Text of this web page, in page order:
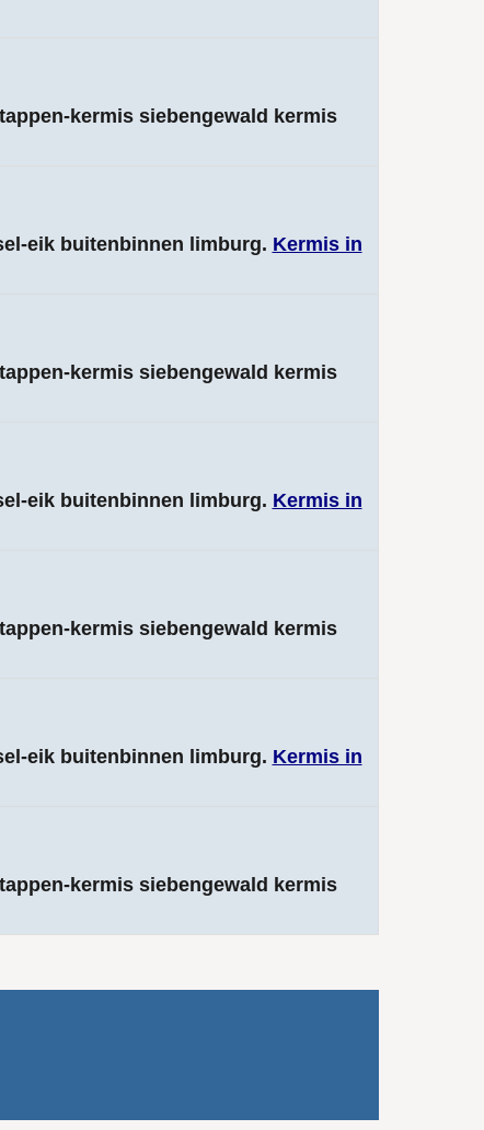
kermis siebengewald kermis
eik buitenbinnen limburg. Kermis in
kermis siebengewald kermis
eik buitenbinnen limburg. Kermis in
kermis siebengewald kermis
eik buitenbinnen limburg. Kermis in
kermis siebengewald kermis